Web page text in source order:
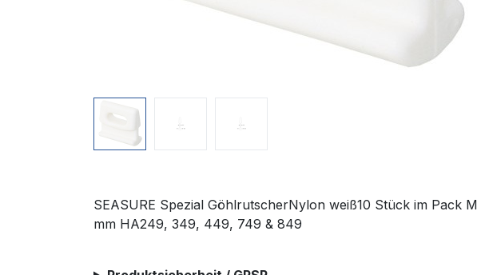
SEASURE Spezial GöhlrutscherNylon weiß10 Stück im Pack
mm HA249, 349, 449, 749 & 849